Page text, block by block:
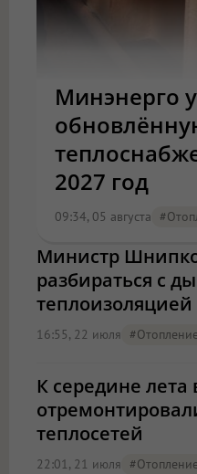
Минэнерго
2027 год
09:34, 05 августа
Министр
разбираться с
16:55, 22 июля #отопление
К середине лета
теплосетей
22:01, 21 июля #отопление